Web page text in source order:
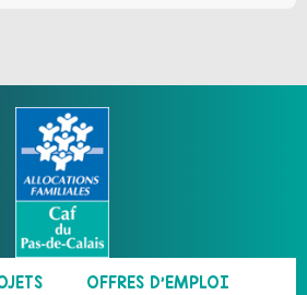
OFFRES D’EMPLOI